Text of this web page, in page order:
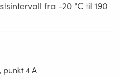
fra -20 °C til 190
punkt 4 A